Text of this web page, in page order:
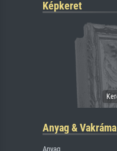
Képkeret
Anyag & Vakráma
Anyag